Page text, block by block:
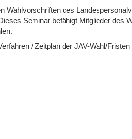
Wahlvorschriften des
Seminar befähigt Mitglieder des
/ Zeitplan der JAV-Wahl/Fristen